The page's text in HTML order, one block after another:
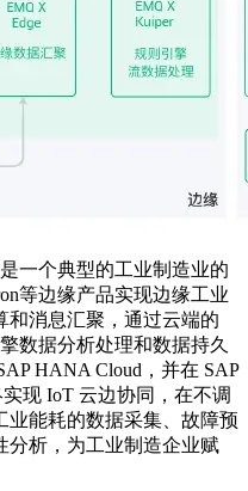
一个典型的工业制造业的
等边缘产品实现边缘工业
和消息汇聚，通过云端的
数据分析处理和数据持久
HANA Cloud，并在 SAP
现 IoT 云边协同，在不调
业能耗的数据采集、故障预
分析，为工业制造企业赋